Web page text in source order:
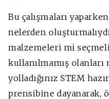
Bu çalışmaları
nelerden
malzemeleri mi
kullanılmamış olanları
yolladığınız STEM
prensibine dayanarak,